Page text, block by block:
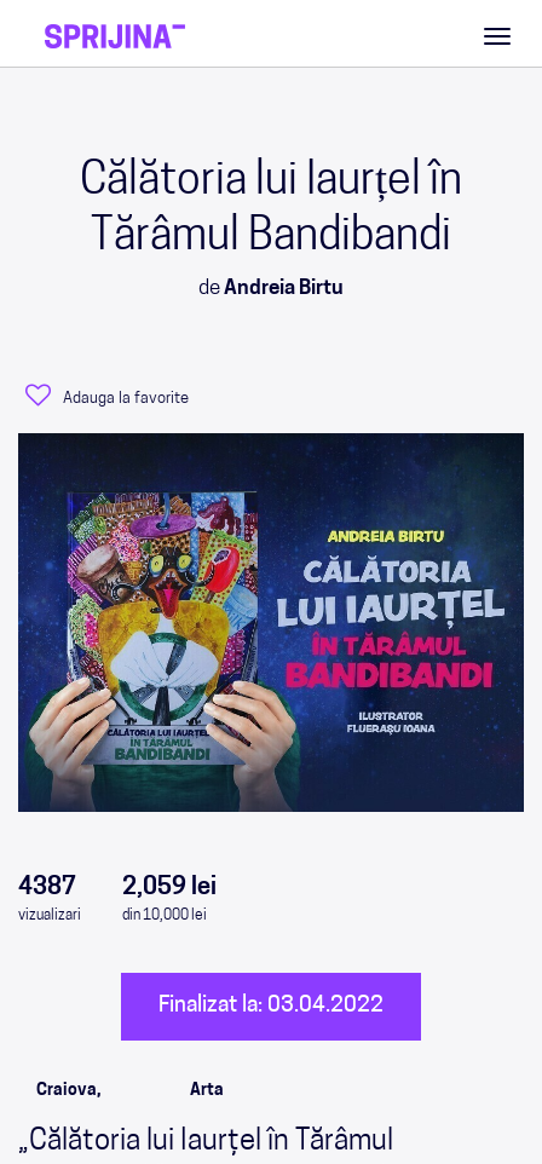
Călătoria lui Iaurțel în
Tărâmul Bandibandi
deAndreia Birtu
Adauga la favorite
4387
vizualizari
2,059 lei
din 10,000 lei
Finalizat la: 03.04.2022
Craiova, Arta
„Călătoria lui Iaurţel în Tărâmul